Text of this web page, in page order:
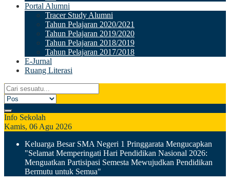
Portal Alumni
Tracer Study Alumni
Tahun Pelajaran 2020/2021
Tahun Pelajaran 2019/2020
Tahun Pelajaran 2018/2019
Tahun Pelajaran 2017/2018
E-Jurnal
Ruang Literasi
Info Sekolah
Kamis, 06 Agu 2026
Keluarga Besar SMA Negeri 1 Pringgarata Mengucapkan
"Selamat Memperingati Hari Pendidikan Nasional 2026:
Menguatkan Partisipasi Semesta Mewujudkan Pendidikan
Bermutu untuk Semua"